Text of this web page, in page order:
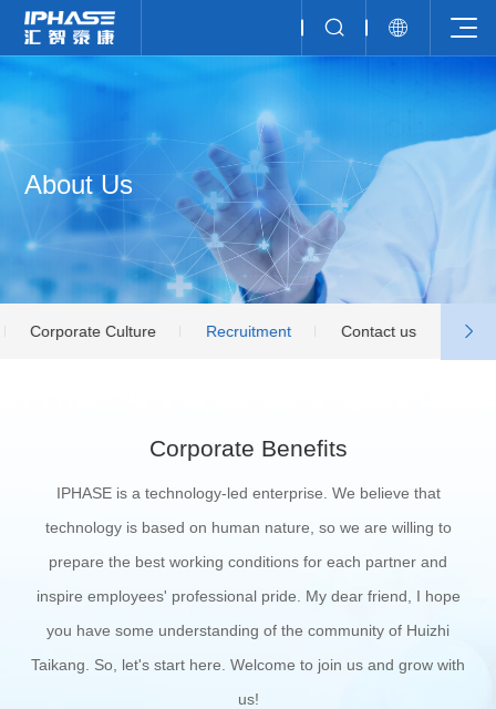
About Us
Corporate Culture Recruitment Contact us
Corporate Benefits
IPHASE is a technology-led enterprise. We believe that
technology is based on human nature, so we are willing to
prepare the best working conditions for each partner and
inspire employees' professional pride. My dear friend, I hope
you have some understanding of the community of Huizhi
Taikang. So, let's start here. Welcome to join us and grow with
us!